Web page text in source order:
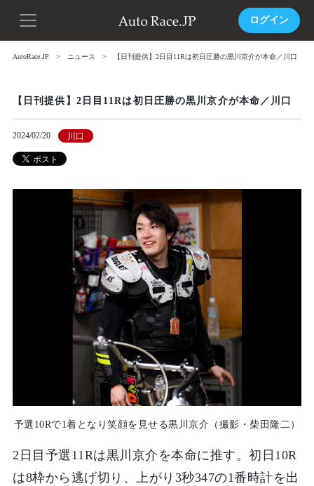
ログイン
AutoRace.JP ニュース 【日刊提供】2日目11Rは初日圧勝の黒川京介が本命／川口
【日刊提供】2日目11Rは初日圧勝の黒川京介が本命／川口
2024/02/20 川口
予選10Rで1着となり笑顔を見せる黒川京介（撮影・柴田隆二）
2日目予選11Rは黒川京介を本命に推す。初日10R
は8枠から逃げ切り、上がり3秒347の1番時計を出